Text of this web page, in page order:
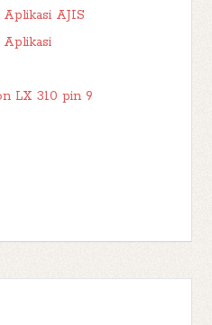
Aplikasi AJIS
Aplikasi
LX 310 pin 9